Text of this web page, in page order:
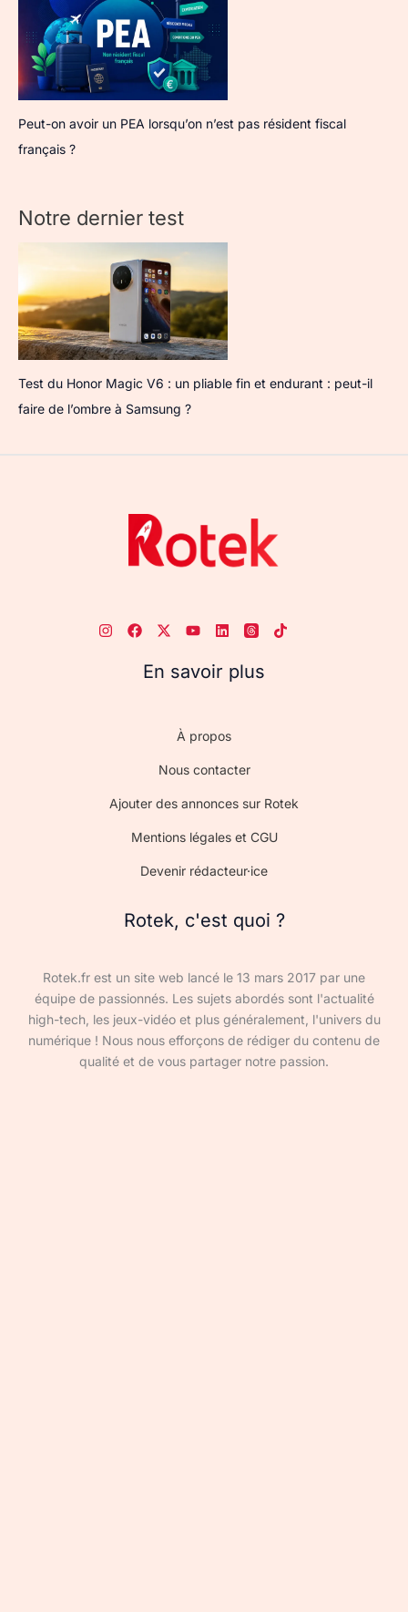
Peut-on avoir un PEA lorsqu’on n’est pas résident fiscal
français ?
Notre dernier test
Test du Honor Magic V6 : un pliable fin et endurant : peut-il
faire de l’ombre à Samsung ?
En savoir plus
À propos
Nous contacter
Ajouter des annonces sur Rotek
Mentions légales et CGU
Devenir rédacteur·ice
Rotek, c'est quoi ?
Rotek.fr est un site web lancé le 13 mars 2017 par une
équipe de passionnés. Les sujets abordés sont l'actualité
high-tech, les jeux-vidéo et plus généralement, l'univers du
numérique ! Nous nous efforçons de rédiger du contenu de
qualité et de vous partager notre passion.